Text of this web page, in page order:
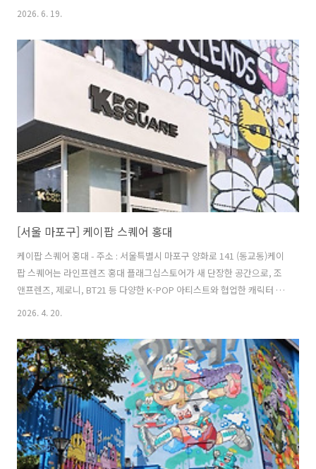
된 실루엣의 의류를 통해 매일매일 입어도 질리지 않는 편안하고 지적인
절 - 영업시간 : 10:00~24:00 - 판매품목 : 의류 - 문의및안내 : 02-6014-
1123 - 주차시설 : 가능 - 화장실설명 : 있음 - 신용카드가능정보 : 가능 ◎
반려동물 동반 여행 정보본 저작물은 '한국관광공사'에서 '26년'작성하
여 공공누리 제1유형으로 개방한 '국문 관광정보 서비스'을 이용하였으
며, 해당 저작물은 '한국관광공..
2026. 6. 19.
[서울 마포구] 케이팝 스퀘어 홍대
케이팝 스퀘어 홍대 - 주소 : 서울특별시 마포구 양화로 141 (동교동)케이
팝 스퀘어는 라인프렌즈 홍대 플래그십스토어가 새 단장한 공간으로, 조
앤프렌즈, 제로니, BT21 등 다양한 K-POP 아티스트와 협업한 캐릭터 상
품을 주력으로 선보이고 있다. 매장 내부에는 대형 스크린에서 화려한 영
다채로운 공간이 마련되어 있다. 또한 곳곳에 마련된 포토존과 포토부스
에서는 특별한 추억을 남길 수 있어, K-POP 팬뿐만 아니라 외국인 관광
객들에게도 필수 방문 코스로 사랑받고 있다. ※ 소개 정보 - 쉬는날 : 연
중무휴 - 영업시간 : 11:00~22:00 - 판매품목 : 토이 / 라이프스타일 / 패
션 / K-POP 상품 등 - 문의및안내 : ..
2026. 4. 20.